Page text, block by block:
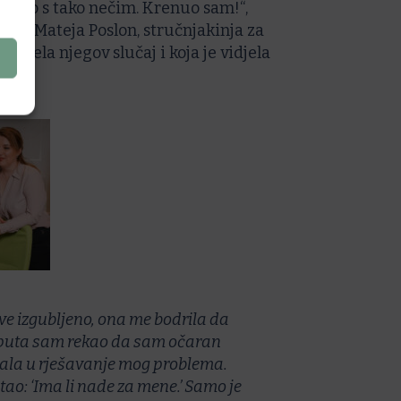
s tako nečim. Krenuo sam!“,
je Mateja Poslon, stručnjakinja za
njegov slučaj i koja je vidjela
izgubljeno, ona me bodrila da
sam rekao da sam očaran
u rješavanje mog problema.
‘Ima li nade za mene.’ Samo je